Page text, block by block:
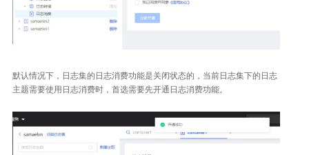
默认情况下，日志集的日志消费功能是关闭状态的，当前日志集下的日志
主题需要使用日志消费时，首选需要先开通日志消费功能。